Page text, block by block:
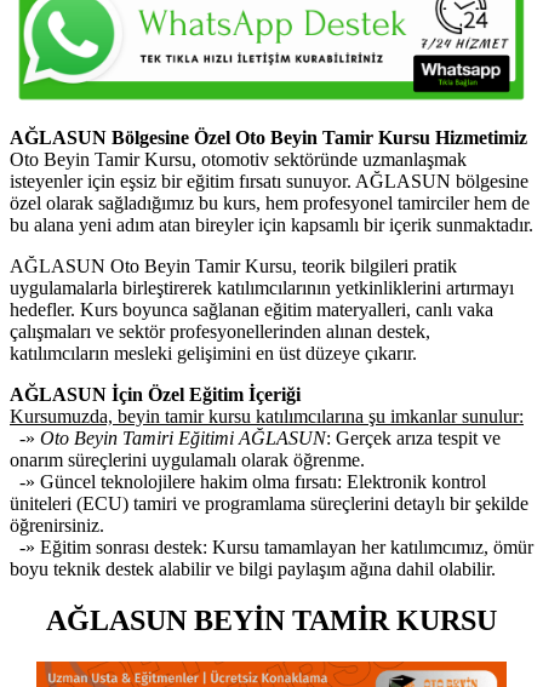
AĞLASUN Bölgesine Özel Oto Beyin Tamir Kursu Hizmetimiz
Oto Beyin Tamir Kursu, otomotiv sektöründe uzmanlaşmak
isteyenler için eşsiz bir eğitim fırsatı sunuyor. AĞLASUN bölgesine
özel olarak sağladığımız bu kurs, hem profesyonel tamirciler hem de
bu alana yeni adım atan bireyler için kapsamlı bir içerik sunmaktadır.
AĞLASUN Oto Beyin Tamir Kursu, teorik bilgileri pratik
uygulamalarla birleştirerek katılımcılarının yetkinliklerini artırmayı
hedefler. Kurs boyunca sağlanan eğitim materyalleri, canlı vaka
çalışmaları ve sektör profesyonellerinden alınan destek,
katılımcıların mesleki gelişimini en üst düzeye çıkarır.
AĞLASUN İçin Özel Eğitim İçeriği
Kursumuzda, beyin tamir kursu katılımcılarına şu imkanlar sunulur:
-» Oto Beyin Tamiri Eğitimi AĞLASUN: Gerçek arıza tespit ve
onarım süreçlerini uygulamalı olarak öğrenme.
-» Güncel teknolojilere hakim olma fırsatı: Elektronik kontrol
üniteleri (ECU) tamiri ve programlama süreçlerini detaylı bir şekilde
öğrenirsiniz.
-» Eğitim sonrası destek: Kursu tamamlayan her katılımcımız, ömür
boyu teknik destek alabilir ve bilgi paylaşım ağına dahil olabilir.
AĞLASUN BEYİN TAMİR KURSU